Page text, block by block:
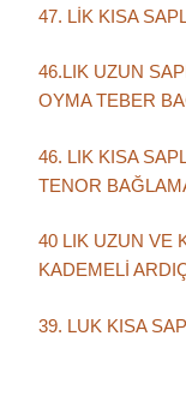
47. LİK KISA
46.LIK UZUN
OYMA TEBER
46. LIK KISA
TENOR
40 LIK UZUN VE
KADEMELİ
39. LUK KISA